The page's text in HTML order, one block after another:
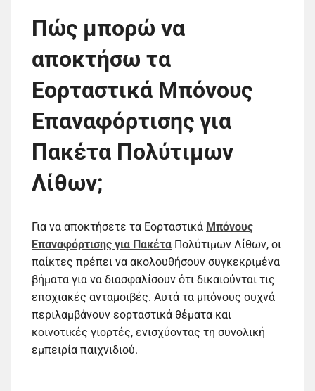
Πώς μπορώ να
αποκτήσω τα
Εορταστικά Μπόνους
Επαναφόρτισης για
Πακέτα Πολύτιμων
Λίθων;
Για να αποκτήσετε τα Εορταστικά Μπόνους
Επαναφόρτισης για Πακέτα Πολύτιμων Λίθων, οι
παίκτες πρέπει να ακολουθήσουν συγκεκριμένα
βήματα για να διασφαλίσουν ότι δικαιούνται τις
εποχιακές ανταμοιβές. Αυτά τα μπόνους συχνά
περιλαμβάνουν εορταστικά θέματα και
κοινοτικές γιορτές, ενισχύοντας τη συνολική
εμπειρία παιχνιδιού.